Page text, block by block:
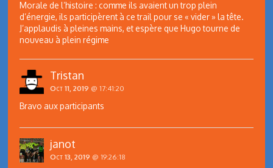
Morale de l’histoire : comme ils avaient un trop plein
d’énergie, ils participèrent à ce trail pour se « vider » la tête.
J’applaudis à pleines mains, et espère que Hugo tourne de
nouveau à plein régime
Tristan
Oct 11, 2019 @ 17:41:20
Bravo aux participants
janot
Oct 13, 2019 @ 19:26:18